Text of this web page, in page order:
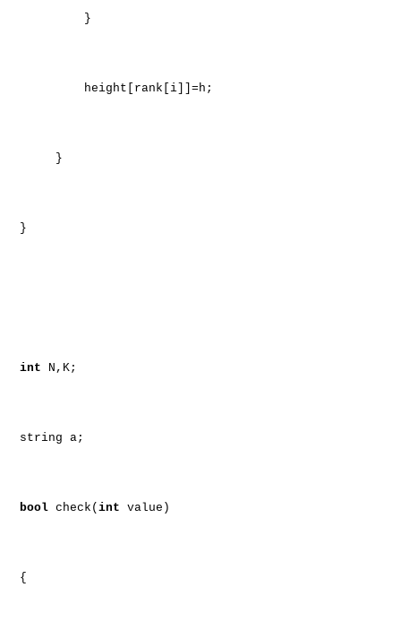
}
height[rank[i]]=h;
}
}
int N,K;
string a;
bool check( int value)
{